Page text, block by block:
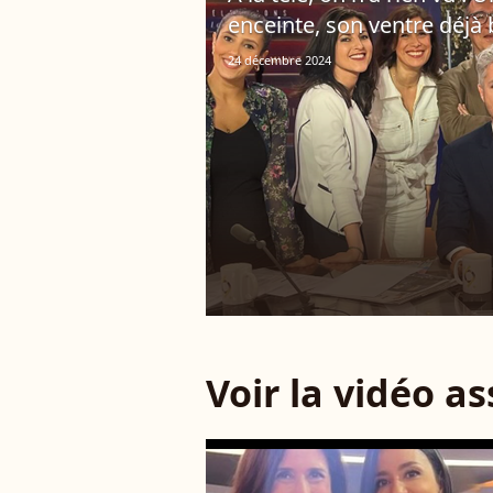
enceinte, son ventre déjà
24 décembre 2024
Voir la vidéo